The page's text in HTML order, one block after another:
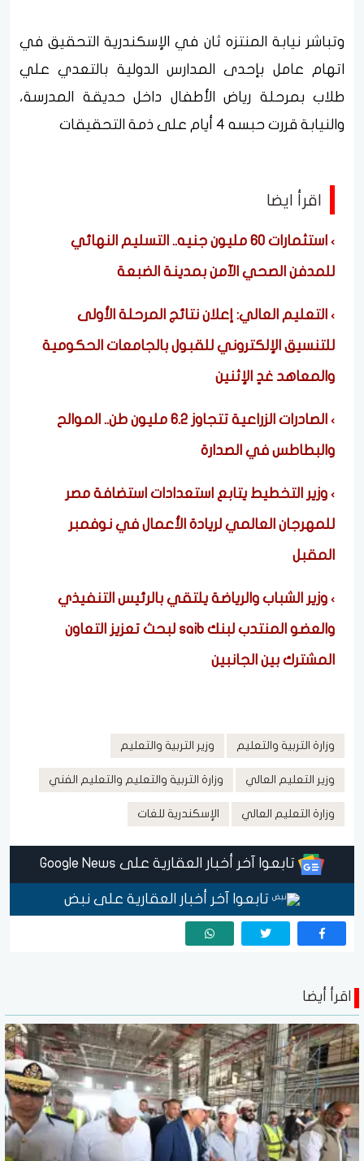
وتباشر نيابة المنتزه ثان في الإسكندرية التحقيق في
اتهام عامل بإحدى المدارس الدولية بالتعدي علي
طلاب بمرحلة رياض الأطفال داخل حديقة المدرسة،
والنيابة قررت حبسه 4 أيام على ذمة التحقيقات
اقرأ ايضا
استثمارات 60 مليون جنيه.. التسليم النهائي
للمدفن الصحي الآمن بمدينة الضبعة
التعليم العالي: إعلان نتائج المرحلة الأولى
للتنسيق الإلكتروني للقبول بالجامعات الحكومية
والمعاهد غدٍ الإثنين
الصادرات الزراعية تتجاوز 6.2 مليون طن.. الموالح
والبطاطس في الصدارة
وزير التخطيط يتابع استعدادات استضافة مصر
للمهرجان العالمي لريادة الأعمال في نوفمبر
المقبل
وزير الشباب والرياضة يلتقي بالرئيس التنفيذي
والعضو المنتدب لبنك saib لبحث تعزيز التعاون
المشترك بين الجانبين
وزارة التربية والتعليم وزير التربية والتعليم
وزير التعليم العالي وزارة التربية والتعليم والتعليم الفني
وزارة التعليم العالي الإسكندرية للغات
تابعوا آخر أخبار العقارية على Google News
تابعوا آخر أخبار العقارية على نبض
اقرأ أيضا